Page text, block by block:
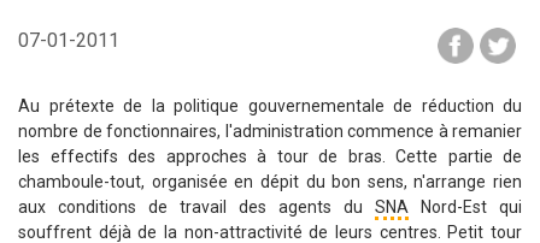
07-01-2011
Au prétexte de la politique gouvernementale de réduction du
nombre de fonctionnaires, l'administration commence à remanier
les effectifs des approches à tour de bras. Cette partie de
chamboule-tout, organisée en dépit du bon sens, n'arrange rien
aux conditions de travail des agents du SNA Nord-Est qui
souffrent déjà de la non-attractivité de leurs centres. Petit tour